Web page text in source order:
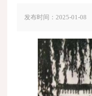
发布时间：2025-01-08